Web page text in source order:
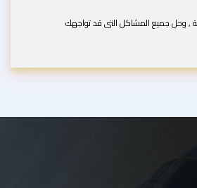
, وحل جميع المشاكل التى قد تواجهك